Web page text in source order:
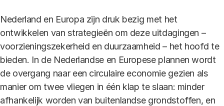
Nederland en Europa zijn druk bezig met het
ontwikkelen van strategieën om deze uitdagingen –
voorzieningszekerheid en duurzaamheid – het hoofd te
bieden. In de Nederlandse en Europese plannen wordt
de overgang naar een circulaire economie gezien als
manier om twee vliegen in één klap te slaan: minder
afhankelijk worden van buitenlandse grondstoffen, en